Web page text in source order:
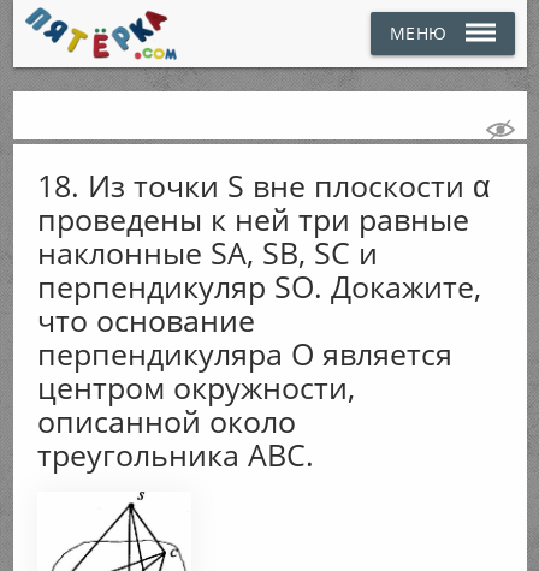
МЕНЮ
18. Из точки S вне плоскости α
проведены к ней три равные
наклонные SA, SB, SC и
перпендикуляр SO. Докажите,
что основание
перпендикуляра О является
центром окружности,
описанной около
треугольника АВС.